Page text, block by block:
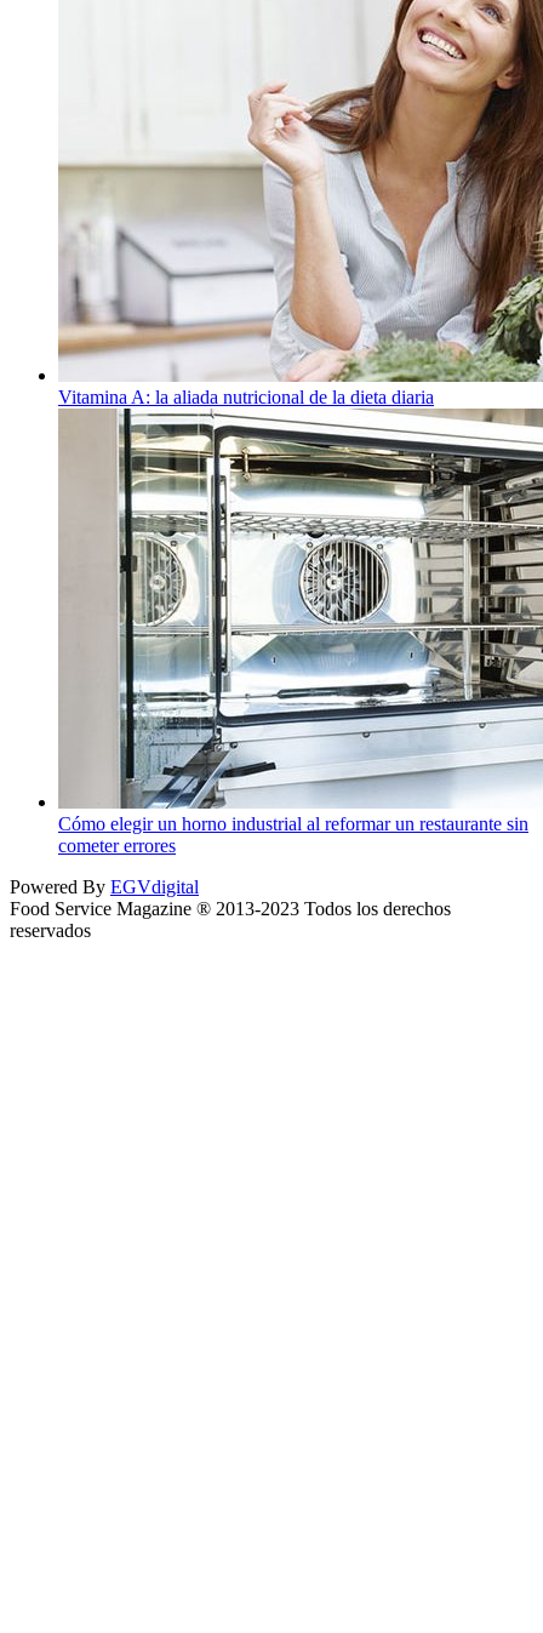
Vitamina A: la aliada nutricional de la dieta diaria
Cómo elegir un horno industrial al reformar un restaurante sin
cometer errores
Powered By EGVdigital
Food Service Magazine ® 2013-2023 Todos los derechos
reservados